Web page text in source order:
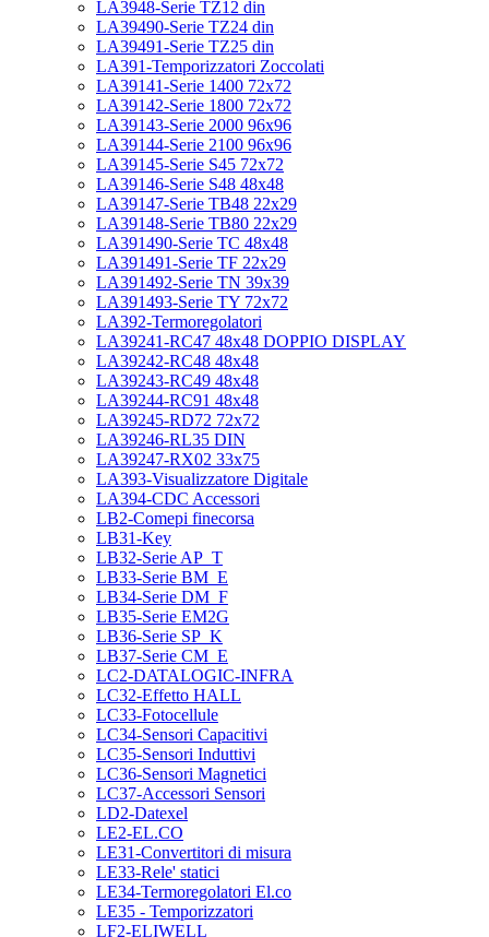
LA3948-Serie TZ12 din
LA39490-Serie TZ24 din
LA39491-Serie TZ25 din
LA391-Temporizzatori Zoccolati
LA39141-Serie 1400 72x72
LA39142-Serie 1800 72x72
LA39143-Serie 2000 96x96
LA39144-Serie 2100 96x96
LA39145-Serie S45 72x72
LA39146-Serie S48 48x48
LA39147-Serie TB48 22x29
LA39148-Serie TB80 22x29
LA391490-Serie TC 48x48
LA391491-Serie TF 22x29
LA391492-Serie TN 39x39
LA391493-Serie TY 72x72
LA392-Termoregolatori
LA39241-RC47 48x48 DOPPIO DISPLAY
LA39242-RC48 48x48
LA39243-RC49 48x48
LA39244-RC91 48x48
LA39245-RD72 72x72
LA39246-RL35 DIN
LA39247-RX02 33x75
LA393-Visualizzatore Digitale
LA394-CDC Accessori
LB2-Comepi finecorsa
LB31-Key
LB32-Serie AP_T
LB33-Serie BM_E
LB34-Serie DM_F
LB35-Serie EM2G
LB36-Serie SP_K
LB37-Serie CM_E
LC2-DATALOGIC-INFRA
LC32-Effetto HALL
LC33-Fotocellule
LC34-Sensori Capacitivi
LC35-Sensori Induttivi
LC36-Sensori Magnetici
LC37-Accessori Sensori
LD2-Datexel
LE2-EL.CO
LE31-Convertitori di misura
LE33-Rele' statici
LE34-Termoregolatori El.co
LE35 - Temporizzatori
LF2-ELIWELL